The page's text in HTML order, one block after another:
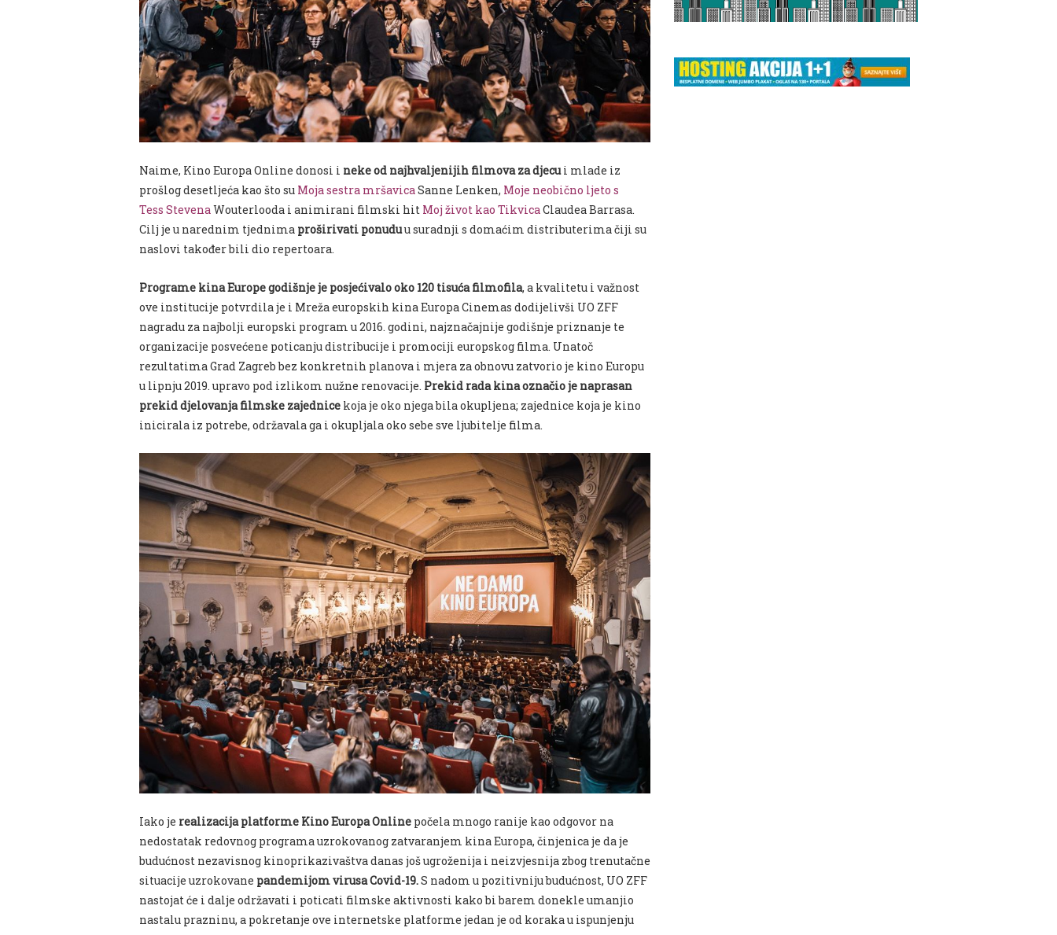
Naime, Kino Europa Online donosi i neke od najhvaljenijih filmova za djecui mlade iz
prošlog desetljeća kao što su Moja sestra mršavicaSanne Lenken, Moje neobično ljeto s
Tess StevenaWouterlooda i animirani filmski hit Moj život kao TikvicaClaudea Barrasa.
Cilj je u narednim tjednima proširivati ponuduu suradnji s domaćim distributerima čiji su
naslovi također bili dio repertoara.
Programe kina Europe godišnje je posjećivalo oko 120 tisuća filmofila, a kvalitetu i važnost
ove institucije potvrdila je i Mreža europskih kina Europa Cinemas dodijelivši UO ZFF
nagradu za najbolji europski program u 2016. godini, najznačajnije godišnje priznanje te
organizacije posvećene poticanju distribucije i promociji europskog filma. Unatoč
rezultatima Grad Zagreb bez konkretnih planova i mjera za obnovu zatvorio je kino Europu
u lipnju 2019. upravo pod izlikom nužne renovacije. Prekid rada kina označio je naprasan
prekid djelovanja filmske zajednice koja je oko njega bila okupljena; zajednice koja je kino
inicirala iz potrebe, održavala ga i okupljala oko sebe sve ljubitelje filma.
Iako je realizacija platforme Kino Europa Online počela mnogo ranije kao odgovor na
nedostatak redovnog programa uzrokovanog zatvaranjem kina Europa, činjenica je da je
budućnost nezavisnog kinoprikazivaštva danas još ugroženija i neizvjesnija zbog trenutačne
situacije uzrokovane pandemijom virusa Covid-19.S nadom u pozitivniju budućnost, UO ZFF
nastojat će i dalje održavati i poticati filmske aktivnosti kako bi barem donekle umanjio
nastalu prazninu, a pokretanje ove internetske platforme jedan je od koraka u ispunjenju